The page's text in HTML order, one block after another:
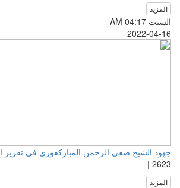
المزيد
السبت AM 04:17
2022-04-16
جهود الشيخ صفي الرحمن المباركفوري في تقرير
2623 |
المزيد